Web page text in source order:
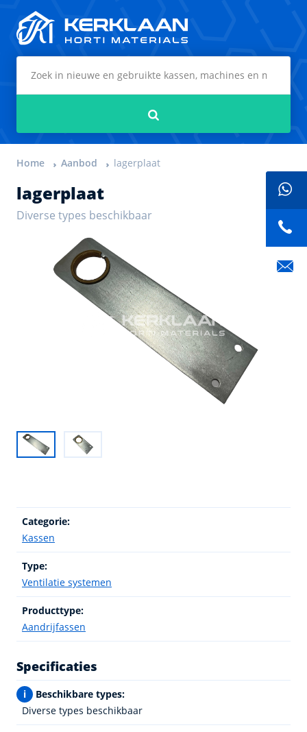
Home Aanbod lagerplaat
lagerplaat
Diverse types beschikbaar
Categorie:
Kassen
Type:
Ventilatie systemen
Producttype:
Aandrijfassen
Specificaties
i
Beschikbare types:
Diverse types beschikbaar